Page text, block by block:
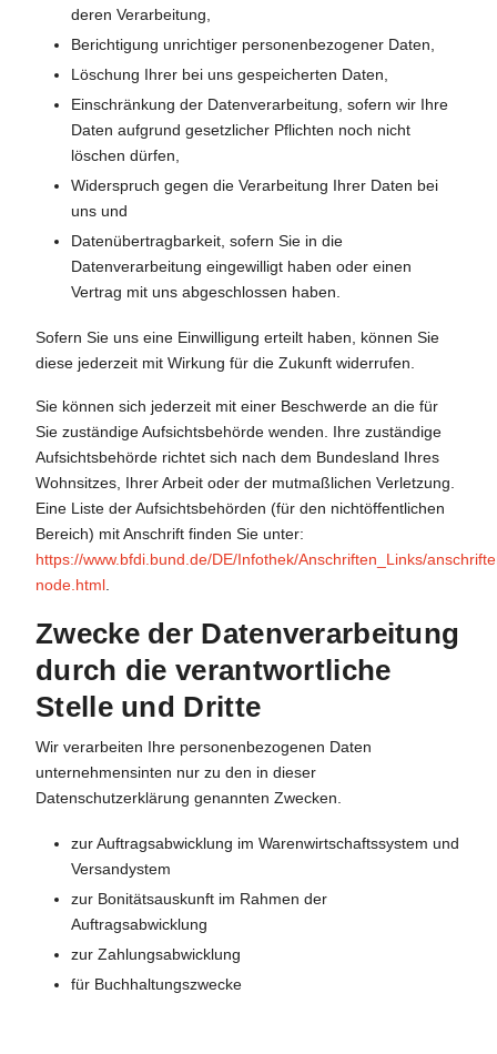
deren Verarbeitung,
Berichtigung unrichtiger personenbezogener Daten,
Löschung Ihrer bei uns gespeicherten Daten,
Einschränkung der Datenverarbeitung, sofern wir Ihre
Daten aufgrund gesetzlicher Pflichten noch nicht
löschen dürfen,
Widerspruch gegen die Verarbeitung Ihrer Daten bei
uns und
Datenübertragbarkeit, sofern Sie in die
Datenverarbeitung eingewilligt haben oder einen
Vertrag mit uns abgeschlossen haben.
Sofern Sie uns eine Einwilligung erteilt haben, können Sie
diese jederzeit mit Wirkung für die Zukunft widerrufen.
Sie können sich jederzeit mit einer Beschwerde an die für
Sie zuständige Aufsichtsbehörde wenden. Ihre zuständige
Aufsichtsbehörde richtet sich nach dem Bundesland Ihres
Wohnsitzes, Ihrer Arbeit oder der mutmaßlichen Verletzung.
Eine Liste der Aufsichtsbehörden (für den nichtöffentlichen
Bereich) mit Anschrift finden Sie unter:
https://www.bfdi.bund.de/DE/Infothek/Anschriften_Links/
node.html.
Zwecke der Datenverarbeitung
durch die verantwortliche
Stelle und Dritte
Wir verarbeiten Ihre personenbezogenen Daten
unternehmensinten nur zu den in dieser
Datenschutzerklärung genannten Zwecken.
zur Auftragsabwicklung im Warenwirtschaftssystem und
Versandystem
zur Bonitätsauskunft im Rahmen der
Auftragsabwicklung
zur Zahlungsabwicklung
für Buchhaltungszwecke